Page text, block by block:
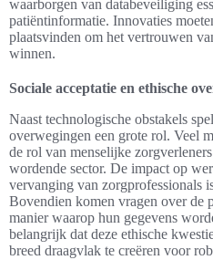
waarborgen van databeveiliging
patiëntinformatie. Innovaties
plaatsvinden om het vertrouwen
winnen.
Sociale acceptatie en ethische
Naast technologische obstakels
overwegingen een grote rol. Veel
de rol van menselijke
wordende sector. De impact op
vervanging van zorgprofessionals
Bovendien komen vragen over de
manier waarop hun gegevens
belangrijk dat deze ethische
breed draagvlak te creëren voor